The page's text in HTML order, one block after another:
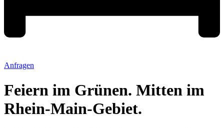
Anfragen
Feiern im Grünen. Mitten im
Rhein-Main-Gebiet.